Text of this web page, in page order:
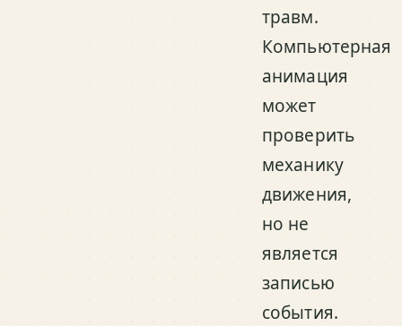
травм.
Компьютерная
анимация
может
проверить
механику
движения,
но не
является
записью
события.